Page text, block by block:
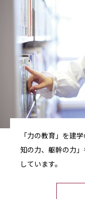
「力の教育」を建
知の力、躯幹の力
しています。